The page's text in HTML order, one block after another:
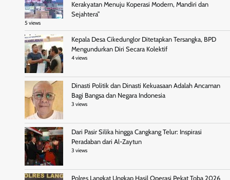
Kerakyatan Menuju Koperasi Modern, Mandiri dan
Sejahtera”
5 views
Kepala Desa Cikedunglor Ditetapkan Tersangka, BPD
Mengundurkan Diri Secara Kolektif
4 views
Dinasti Politik dan Dinasti Kekuasaan Adalah Ancaman
Bagi Bangsa dan Negara Indonesia
3 views
Dari Pasir Silika hingga Cangkang Telur: Inspirasi
Peradaban dari Al-Zaytun
3 views
Polres Langkat Ungkap Hasil Operasi Pekat Toba 2026